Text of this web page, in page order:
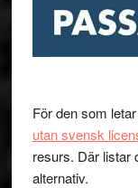
För den som
utan svensk
resurs. Där listar
alternativ.